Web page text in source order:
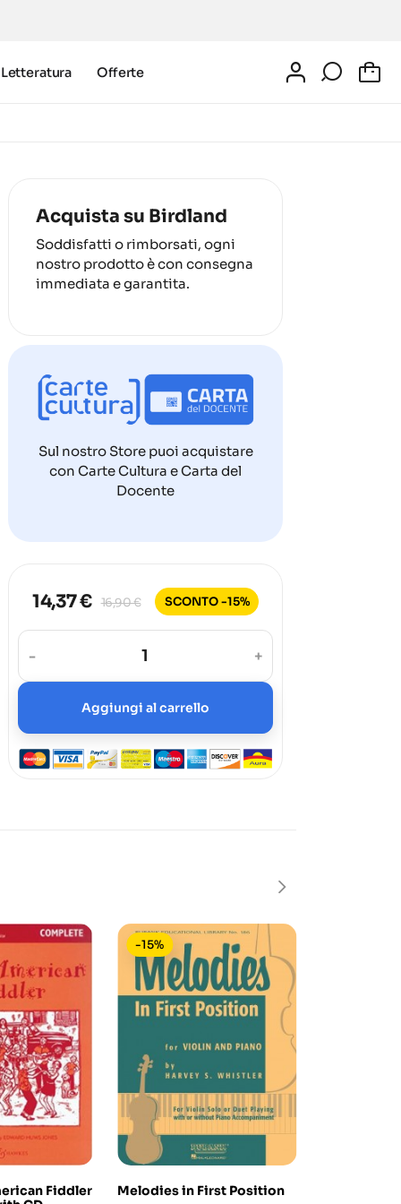
Letteratura Offerte
Acquista su Birdland
Soddisfatti o rimborsati, ogni
nostro prodotto è con consegna
immediata e garantita.
Sul nostro Store puoi acquistare
con Carte Cultura e Carta del
Docente
14,37 € 16,90 € SCONTO -15%
- +
Aggiungi al carrello
Fiddler
Melodies in First Position
-15%